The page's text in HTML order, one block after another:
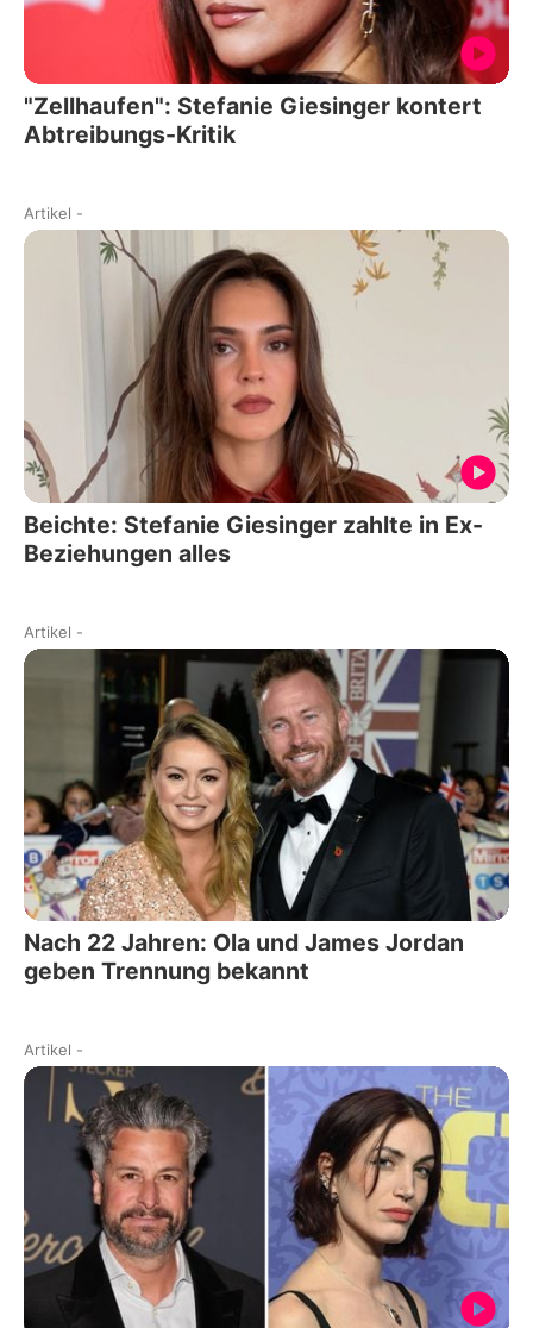
"Zellhaufen": Stefanie Giesinger kontert
Abtreibungs-Kritik
Artikel -
Beichte: Stefanie Giesinger zahlte in Ex-
Beziehungen alles
Artikel -
Nach 22 Jahren: Ola und James Jordan
geben Trennung bekannt
Artikel -